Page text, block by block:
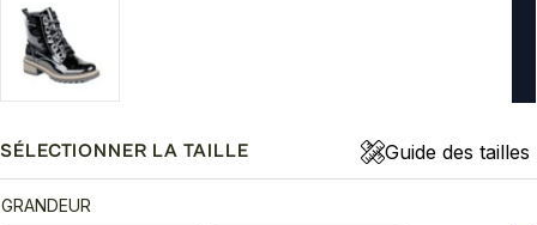
SÉLECTIONNER LA TAILLE Guide des tailles
GRANDEUR